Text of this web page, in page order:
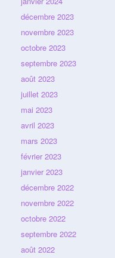
décembre 2023
novembre 2023
octobre 2023
septembre 2023
août 2023
juillet 2023
mai 2023
avril 2023
mars 2023
février 2023
janvier 2023
décembre 2022
novembre 2022
octobre 2022
septembre 2022
août 2022